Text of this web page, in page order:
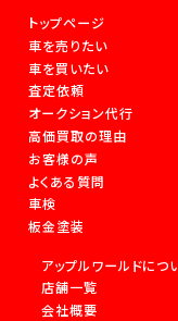
トップページ
車を売りたい
車を買いたい
査定依頼
オークション代行
高価買取の理由
お客様の声
よくある質問
車検
板金塗装
アップルワールドにつ
店舗一覧
会社概要